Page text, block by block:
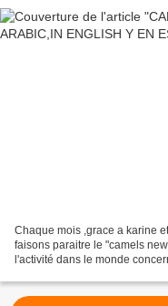
Chaque mois ,grace a karine
faisons paraitre le "camels
l'activité dans le monde